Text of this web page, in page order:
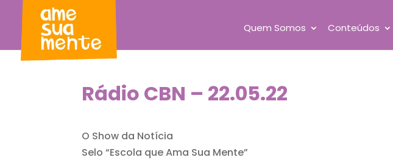
Quem Somos Conteúdos
Rádio CBN – 22.05.22
O Show da Notícia
Selo “Escola que Ama Sua Mente”